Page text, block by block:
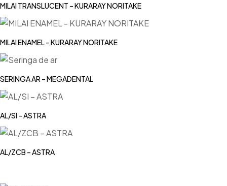
MILAI TRANSLUCENT – KURARAY NORITAKE
MILAI ENAMEL – KURARAY NORITAKE
SERINGA AR – MEGADENTAL
AL/SI – ASTRA
AL/ZCB – ASTRA